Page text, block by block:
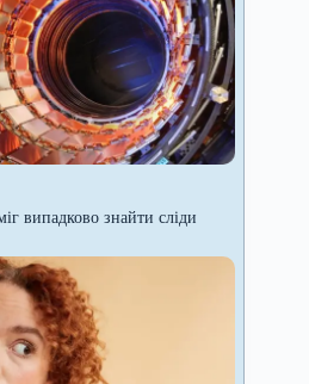
випадково знайти сліди